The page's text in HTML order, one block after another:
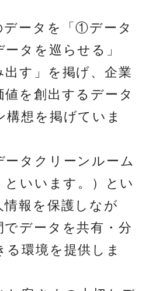
データを「①データ
タを巡らせる」
す」を掲げ、企業
を創出するデータ
構想を掲げていま
ータクリーンルーム
といいます。）とい
情報を保護しなが
でデータを共有・分
環境を提供しま